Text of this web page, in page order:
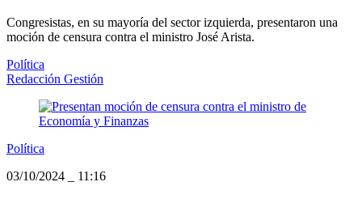
Congresistas, en su mayoría del sector izquierda, presentaron una
moción de censura contra el ministro José Arista.
Política
Redacción Gestión
Política
03/10/2024
11:16